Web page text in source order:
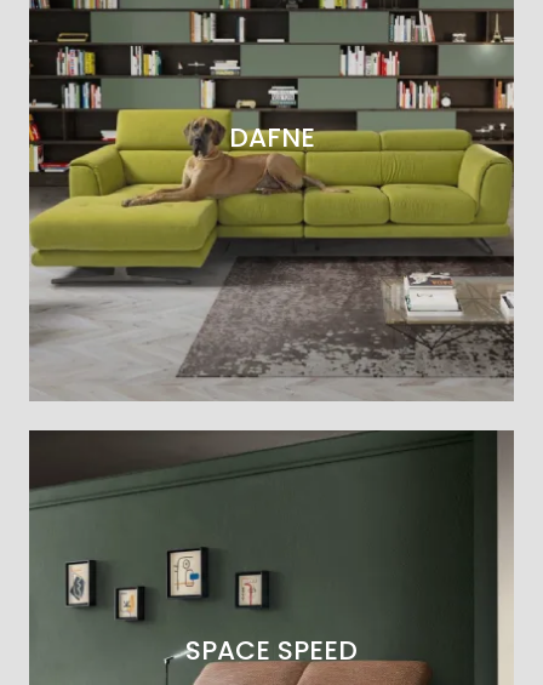
DAFNE
SPACE SPEED